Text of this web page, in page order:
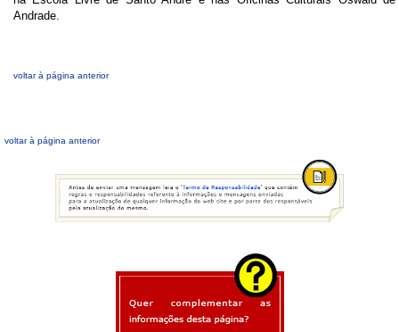
Andrade.
voltar à página anterior
voltar à página anterior